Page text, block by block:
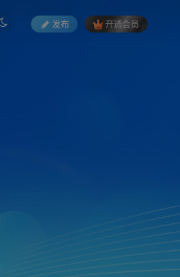
发布 开通会员